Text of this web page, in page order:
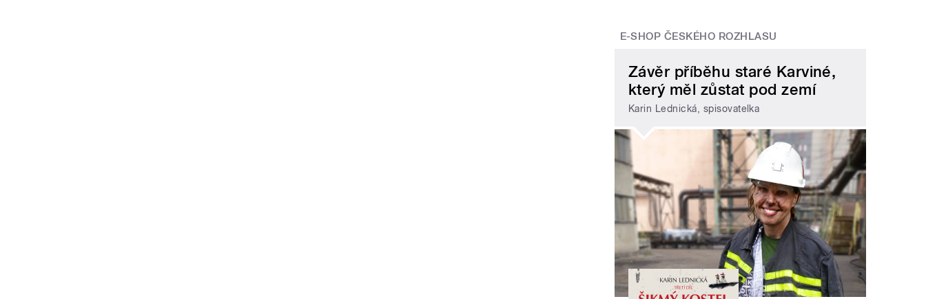
E-SHOP ČESKÉHO ROZHLASU
Závěr příběhu staré Karviné,
který měl zůstat pod zemí
Karin Lednická, spisovatelka